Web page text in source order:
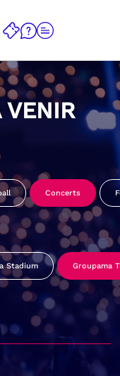
VENIR
Concerts
Stadium Groupama